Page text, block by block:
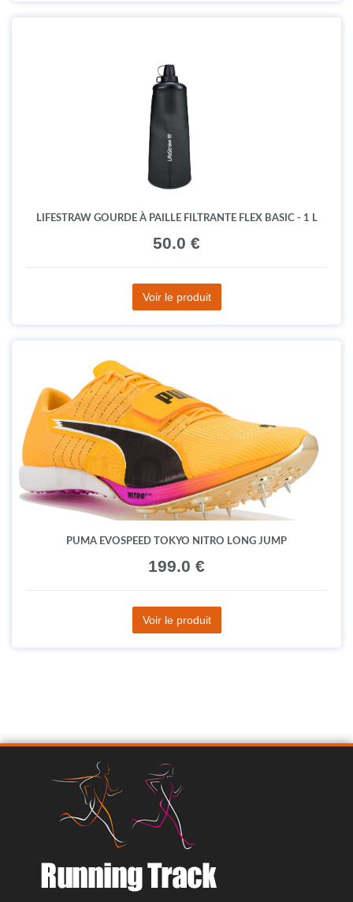
LIFESTRAW GOURDE À PAILLE FILTRANTE FLEX BASIC - 1 L
50.0 €
Voir le produit
PUMA EVOSPEED TOKYO NITRO LONG JUMP
199.0 €
Voir le produit